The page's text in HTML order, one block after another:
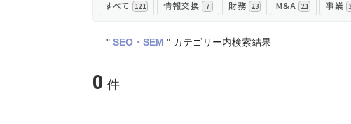
すべて 121 情報交換 7 財務 23 M&A 21 事業
" SEO・SEM " カテゴリー内検索結果
0